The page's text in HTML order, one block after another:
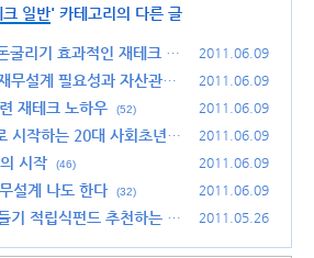
크 일반' 카테고리의 다른 글
굴리기 효과적인 재테크 전
(34)
2011.06.09
무설계 필요성과 자산관리
담 받기
(38)
2011.06.09
재테크 노하우 (52) 2011.06.09
시작하는 20대 사회초년생
2011.06.09
시작 (46) 2011.06.09
설계 나도 한다 (32) 2011.06.09
기 적립식펀드 추천하는 5
2011.05.26